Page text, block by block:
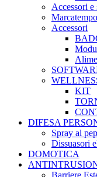
Accessori
Accessori
KIT
DIFESA
Spray al
Dissuasori
DOMOTICA
Barriere